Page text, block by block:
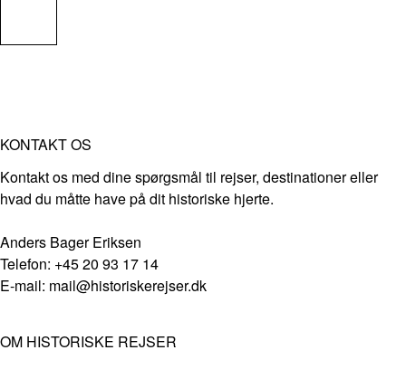
KONTAKT OS
Kontakt os med dine spørgsmål til rejser, destinationer eller
hvad du måtte have på dit historiske hjerte.
Anders Bager Eriksen
Telefon: +45 20 93 17 14
E-mail: mail@historiskerejser.dk
OM HISTORISKE REJSER